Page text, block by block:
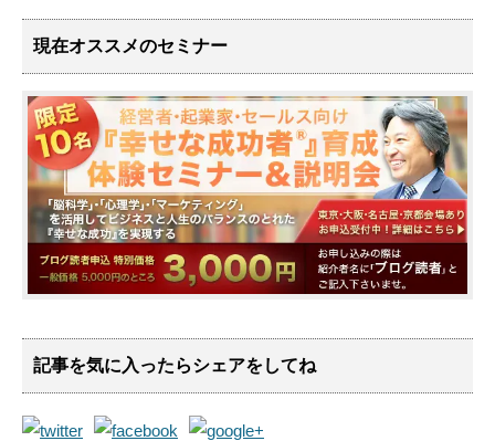
現在オススメのセミナー
記事を気に入ったらシェアをしてね